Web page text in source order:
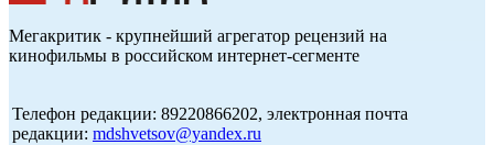
Мегакритик - крупнейший агрегатор рецензий на
кинофильмы в российском интернет-сегменте
Телефон редакции: 89220866202, электронная почта
редакции: mdshvetsov@yandex.ru